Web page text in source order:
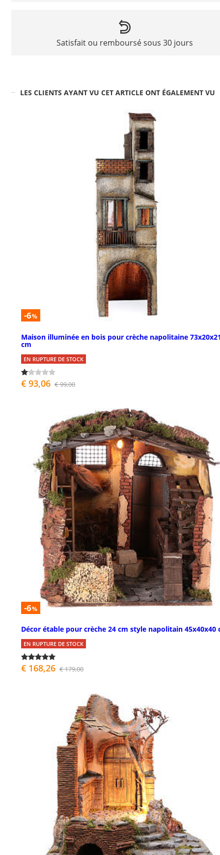
Satisfait ou remboursé sous 30 jours
LES CLIENTS AYANT VU CET ARTICLE ONT ÉGALEMENT VU
-6%
Maison illuminée en bois pour crèche napolitaine
cm
EN RUPTURE DE STOCK
€ 93,06 € 99,00
-6%
Décor étable pour crèche 24 cm style napolitain 45x40x40
EN RUPTURE DE STOCK
€ 168,26 € 179,00